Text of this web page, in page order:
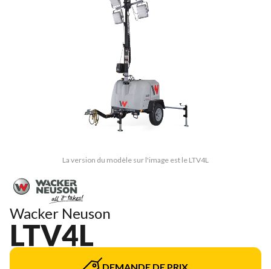
La version du modèle sur l'image est le LTV4L
Wacker Neuson
LTV4L